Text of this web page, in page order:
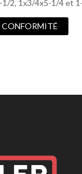
2, 1x3/4x5-1/4 et